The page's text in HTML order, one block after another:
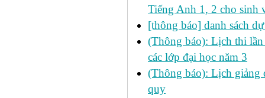
Tiếng Anh 1, 2 cho sinh
[thông báo] danh sách
(Thông báo): Lịch thi
các lớp đại học năm 3
(Thông báo): Lịch giảng
quy